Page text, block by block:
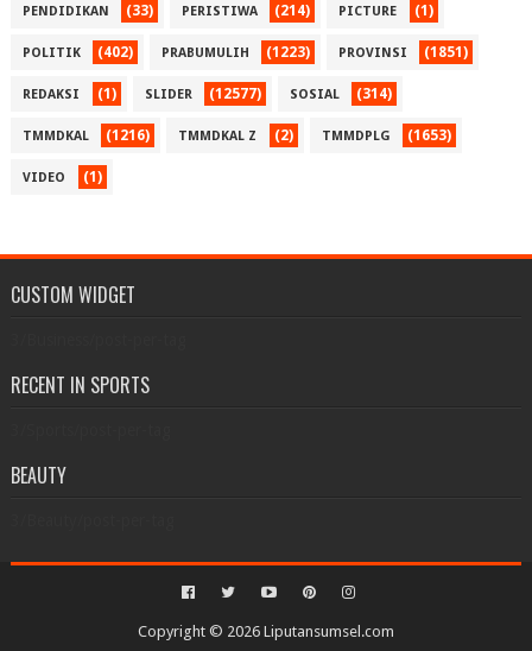
PENDIDIKAN (33) PERISTIWA (214) PICTURE (1)
POLITIK (402) PRABUMULIH (1223) PROVINSI (1851)
REDAKSI (1) SLIDER (12577) SOSIAL (314)
TMMDKAL (1216) TMMDKAL Z (2) TMMDPLG (1653)
VIDEO (1)
CUSTOM WIDGET
RECENT IN SPORTS
BEAUTY
Copyright © 2026 Liputansumsel.com